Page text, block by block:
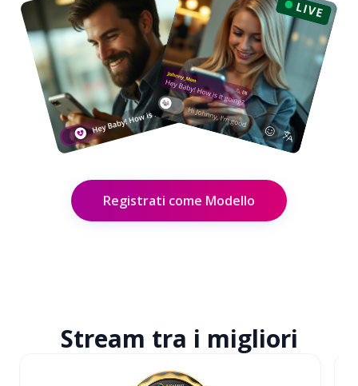
Registrati come Modello
Stream tra i migliori